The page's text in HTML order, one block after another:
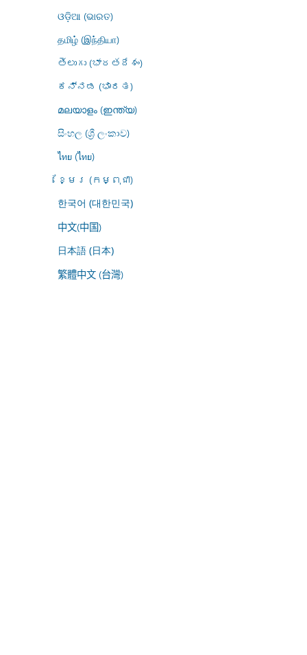
ଓଡ଼ିଆ (ଭାରତ)
தமிழ் (இந்தியா)
తెలుగు (భారతదేశం)
ಕನ್ನಡ (ಭಾರತ)
മലയാളം (ഇന്ത്യ)
සිංහල (ශ්‍රී ලංකාව)
ไทย (ไทย)
ខ្មែរ (កម្ពុជា)
한국어 (대한민국)
中文(中国)
日本語 (日本)
繁體中文 (台灣)